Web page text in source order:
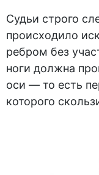
Судьи строго
происходило
ребром без
ноги должна
оси — то есть
которого